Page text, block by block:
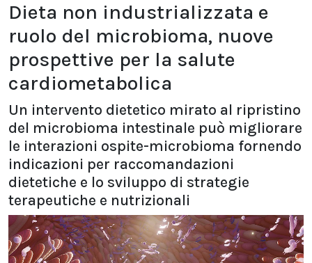
Dieta non industrializzata e
ruolo del microbioma, nuove
prospettive per la salute
cardiometabolica
Un intervento dietetico mirato al ripristino
del microbioma intestinale può migliorare
le interazioni ospite-microbioma fornendo
indicazioni per raccomandazioni
dietetiche e lo sviluppo di strategie
terapeutiche e nutrizionali